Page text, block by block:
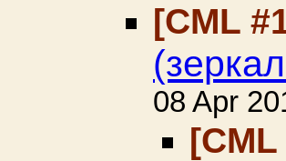
[CML
08 Apr